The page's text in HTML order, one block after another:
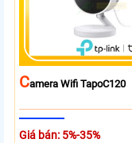
CAmera Wifi TapoC120
Giá bán: 5%-35%